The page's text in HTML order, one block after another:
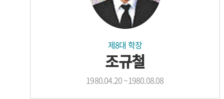
제8대 학장
조규철
1980.04.20 ~1980.08.08